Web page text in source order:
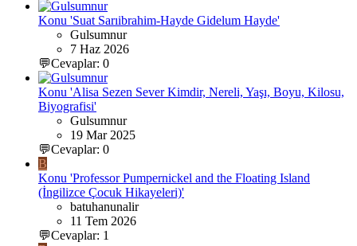
Konu 'Suat Sarıibrahim-Hayde Gidelum Hayde'
Gulsumnur
7 Haz 2026
💬Cevaplar: 0
Konu 'Alisa Sezen Sever Kimdir, Nereli, Yaşı, Boyu, Kilosu,
Biyografisi'
Gulsumnur
19 Mar 2025
💬Cevaplar: 0
B
Konu 'Professor Pumpernickel and the Floating Island
(İngilizce Çocuk Hikayeleri)'
batuhanunalir
11 Tem 2026
💬Cevaplar: 1